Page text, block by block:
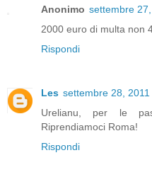
Anonimo settembre
2000 euro di multa non
Rispondi
Les settembre 28, 2011
Urelianu, per le
Riprendiamoci Roma!
Rispondi